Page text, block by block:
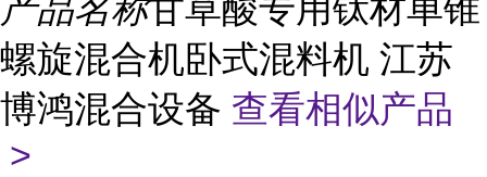
产品名称甘草酸专用钛材单锥
螺旋混合机卧式混料机 江苏
博鸿混合设备 查看相似产品
>